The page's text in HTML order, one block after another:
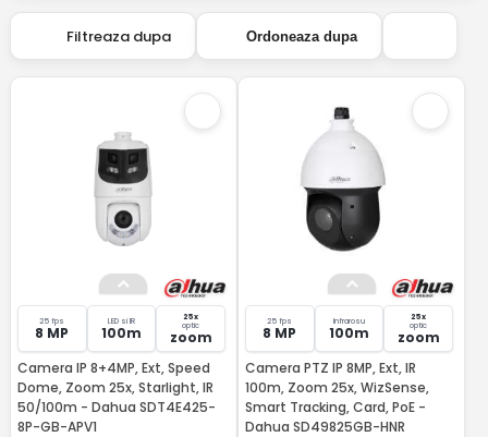
Filtreaza dupa Ordoneaza dupa
25 fps
8 MP
LED si IR
100m
25x
optic
zoom
Camera IP 8+4MP, Ext, Speed
Dome, Zoom 25x, Starlight, IR
50/100m - Dahua SDT4E425-
8P-GB-APV1
25 fps
8 MP
Infrarosu
100m
25x
optic
zoom
Camera PTZ IP 8MP, Ext, IR
100m, Zoom 25x, WizSense,
Smart Tracking, Card, PoE -
Dahua SD49825GB-HNR